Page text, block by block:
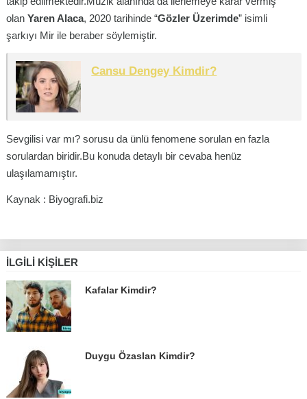
olan Yaren Alaca, 2020 tarihinde “Gözler Üzerimde” isimli
şarkıyı Mir ile beraber söylemiştir.
Cansu Dengey Kimdir?
Sevgilisi var mı? sorusu da ünlü fenomene sorulan en fazla
sorulardan biridir.Bu konuda detaylı bir cevaba henüz
ulaşılamamıştır.
Kaynak : Biyografi.biz
İLGILI KIŞILER
Kafalar Kimdir?
Duygu Özaslan Kimdir?